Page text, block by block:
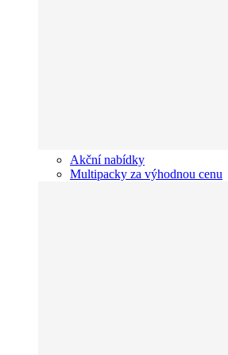
Akční nabídky
Multipacky za výhodnou cenu